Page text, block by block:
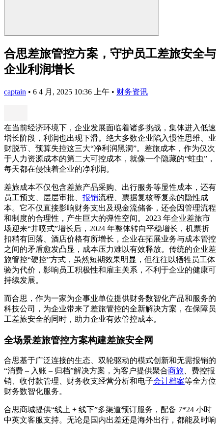
合思差旅管控方案，守护员工差旅安全与
企业利润增长
captain • 6 4 月, 2025 10:36 上午 • 财务资讯
在当前经济环境下，企业发展面临着诸多挑战，集体进入低速
增长阶段，利润也出现下滑。绝大多数企业陷入惯性思维、业
财脱节、预算失控这三大“净利润黑洞”。差旅成本，作为仅次
于人力资源成本的第二大可控成本，就像一个隐藏的“蛀虫”，
每天都在侵蚀着企业的净利润。
差旅成本不仅包含差旅产品采购、出行服务等显性成本，还有
员工预支、层层审批、 报销流程、票据复核等复杂的隐性成
本。它不仅直接影响财务支出及现金流储备，还会因管理流程
和制度的合理性，产生巨大的弹性空间。2023 年企业差旅市
场迎来“井喷式”增长后，2024 年整体转向平稳增长，机票折
扣稍有回落、酒店价格有所增长，企业在拓展业务与成本管控
之间的矛盾愈发凸显，成本压力难以有效释放。传统的企业差
旅管控“硬控”方式，虽然短期效果明显，但往往以牺牲员工体
验为代价，影响员工积极性和雇主关系，不利于企业的健康可
持续发展。
而合思，作为一家为企事业单位提供财务数智化产品和服务的
科技公司，为企业带来了差旅管控的全新解决方案，在保障员
工差旅安全的同时，助力企业有效管控成本。
全场景差旅管控方案构建差旅安全网
合思基于广泛连接的生态、双轮驱动的模式创新和无需报销的
“消费 – 入账 – 归档”解决方案，为客户提供聚合商旅 、费控报
销、收付款管理、财务收支经营分析和电子会计档案等全方位
财务数智化服务。
合思商城提供“线上 + 线下”多渠道预订服务，配备 7*24 小时
中英文客服支持。无论是国内出差还是海外出行，都能及时响